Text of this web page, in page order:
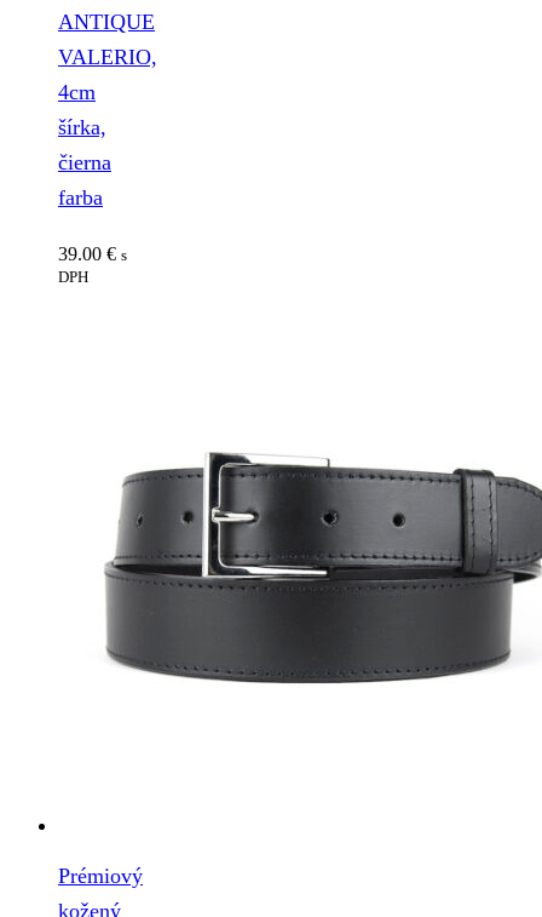
ANTIQUE
VALERIO,
4cm
šírka,
čierna
farba
39.00 € s
DPH
Prémiový
kožený